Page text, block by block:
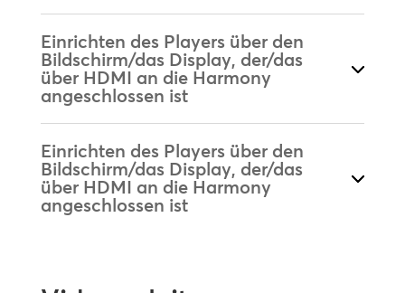
Einrichten des Players über den
Bildschirm/das Display, der/das
über HDMI an die Harmony
angeschlossen ist
Einrichten des Players über den
Bildschirm/das Display, der/das
über HDMI an die Harmony
angeschlossen ist